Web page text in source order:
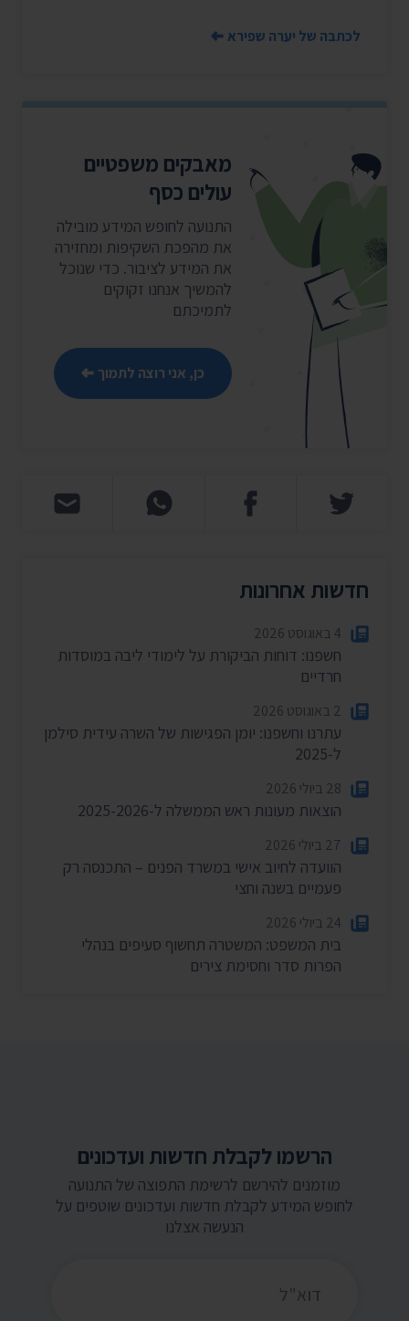
לכתבה של יערה שפירא
מאבקים משפטיים
עולים כסף
התנועה לחופש המידע מובילה
את מהפכת השקיפות ומחזירה
את המידע לציבור. כדי שנוכל
להמשיך אנחנו זקוקים
לתמיכתם
כן, אני רוצה לתמוך
חדשות אחרונות
4 באוגוסט 2026
חשפנו: דוחות הביקורת על לימודי ליבה במוסדות
חרדיים
2 באוגוסט 2026
עתרנו וחשפנו: יומן הפגישות של השרה עידית סילמן
ל-2025
28 ביולי 2026
הוצאות מעונות ראש הממשלה ל-2025-2026
27 ביולי 2026
הוועדה לחיוב אישי במשרד הפנים – התכנסה רק
פעמיים בשנה וחצי
24 ביולי 2026
בית המשפט: המשטרה תחשוף סעיפים בנהלי
הפרות סדר וחסימת צירים
הרשמו לקבלת חדשות ועדכונים
מוזמנים להירשם לרשימת התפוצה של התנועה
לחופש המידע לקבלת חדשות ועדכונים שוטפים על
הנעשה אצלנו